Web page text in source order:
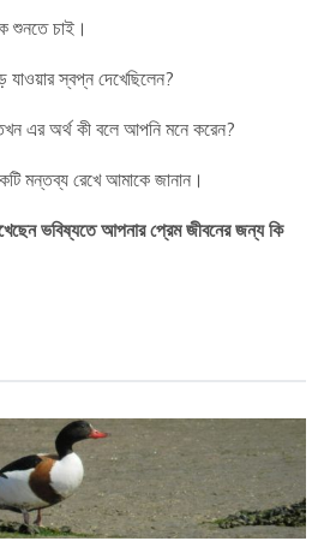
শুনতে চাই।
স্বপ্ন দেখেছিলেন?
এর অর্থ কী বলে আপনি মনে করেন?
মন্তব্য রেখে আমাকে জানান।
ভবিষ্যতে আপনার প্রেম জীবনের জন্য কি